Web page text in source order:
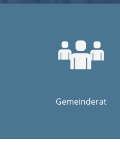
Gemeinderat